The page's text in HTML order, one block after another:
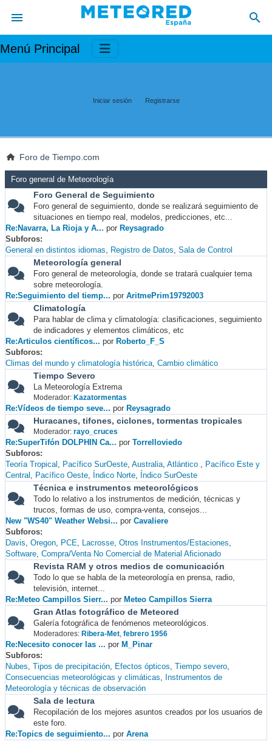
Menú Principal
Iniciar sesión Registrarse
Foro de Tiempo.com
Foro general de Meteorología
Foro General de Seguimiento
Foro general de seguimiento, donde se realizará seguimiento de
situaciones en tiempo real, modelos, predicciones, etc...
Re:Navarra, La Rioja y A... por Reysagrado
Subforos
General en distintos idiomas
Registro de Datos Sala de Control
Meteorología general
Foro general de meteorología, donde se tratará cualquier tema
sobre meteorología.
Re:Seguimiento del tiemp... por AritmePrim19792003
Climatología
Para hablar de clima y climatología: clasificaciones, seguimiento
de indicadores y elementos climáticos, etc
Re:Articulos científicos... por Roberto_F_S
Subforos
Climas del mundo y climatología histórica Cambio climático
Tiempo Severo
La Meteorología Extrema
Moderador: Kazatormentas
Re:Vídeos de tiempo seve... por Reysagrado
Huracanes, tifones, ciclones, tormentas tropicales
Moderador: rayo_cruces
Re:SuperTifón DOLPHIN Ca... por Torrelloviedo
Subforos
Teoría Tropical
Pacífico SurOeste Australia Atlántico
Pacífico Este y
Central
Pacífico Oeste Índico Norte Índico SurOeste
Técnica e instrumentos meteorológicos
Todo lo relativo a los instrumentos de medición, técnicas y
trucos, formas de uso, compra-venta, consejos...
New "WS40" Weather Websi... por Cavaliere
Subforos
Davis Oregon PCE Lacrosse Otros Instrumentos/Estaciones
Software Compra/Venta No Comercial de Material Aficionado
Revista RAM y otros medios de comunicación
Todo lo que se habla de la meteorología en prensa, radio,
televisión, internet...
Re:Meteo Campillos Sierr... por Meteo Campillos Sierra
Gran Atlas fotográfico de Meteored
Galería fotográfica de fenómenos meteorológicos.
Moderadores: Ribera-Met, febrero 1956
Re:Necesito conocer las ... por M_Pinar
Subforos
Nubes Tipos de precipitación Efectos ópticos Tiempo severo
Consecuencias meteorológicas y climáticas
Instrumentos de
Meteorología y técnicas de observación
Sala de lectura
Recopilación de los mejores asuntos creados por los usuarios de
este foro.
Re:Topics de seguimiento... por Arena